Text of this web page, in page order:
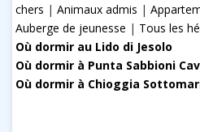
chers | Animaux admis |
Auberge de jeunesse | Tous les
Où dormir au Lido di Jesolo
Où dormir à Punta Sabbioni
Où dormir à Chioggia